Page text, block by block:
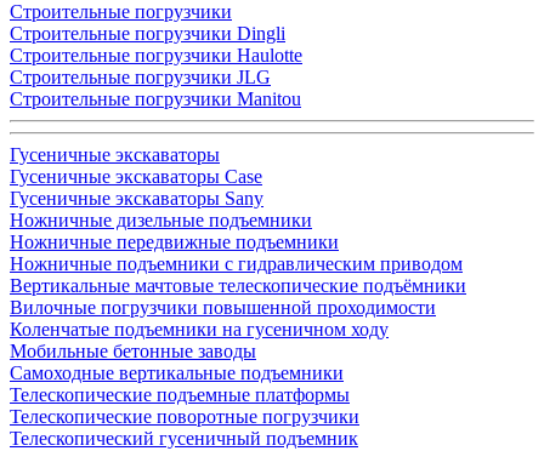
Строительные погрузчики
Строительные погрузчики Dingli
Строительные погрузчики Haulotte
Строительные погрузчики JLG
Строительные погрузчики Manitou
Гусеничные экскаваторы
Гусеничные экскаваторы Case
Гусеничные экскаваторы Sany
Ножничные дизельные подъемники
Ножничные передвижные подъемники
Ножничные подъемники с гидравлическим приводом
Вертикальные мачтовые телескопические подъёмники
Вилочные погрузчики повышенной проходимости
Коленчатые подъемники на гусеничном ходу
Мобильные бетонные заводы
Самоходные вертикальные подъемники
Телескопические подъемные платформы
Телескопические поворотные погрузчики
Телескопический гусеничный подъемник